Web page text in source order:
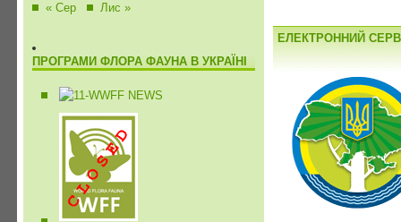
« Сер Лис »
ПРОГРАМИ ФЛОРА ФАУНА В УКРАЇНІ
ЕЛЕКТРОННИЙ